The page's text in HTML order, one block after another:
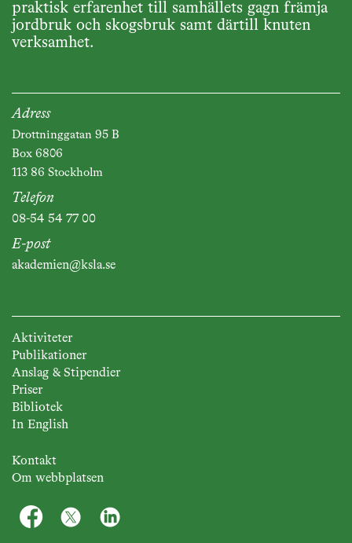
praktisk erfarenhet till samhällets gagn främja
jordbruk och skogsbruk samt därtill knuten
verksamhet.
Adress
Drottninggatan 95 B
Box 6806
113 86 Stockholm
Telefon
08-54 54 77 00
E-post
akademien@ksla.se
Aktiviteter
Publikationer
Anslag & Stipendier
Priser
Bibliotek
In English
Kontakt
Om webbplatsen